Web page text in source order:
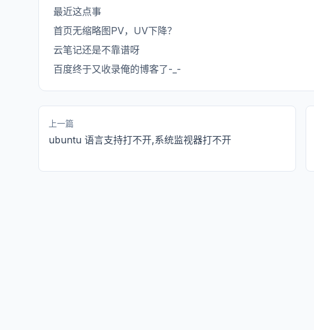
最近这点事
首页无缩略图PV，UV下降？
云笔记还是不靠谱呀
百度终于又收录俺的博客了-_-
上一篇
ubuntu 语言支持打不开,系统监视器打不开